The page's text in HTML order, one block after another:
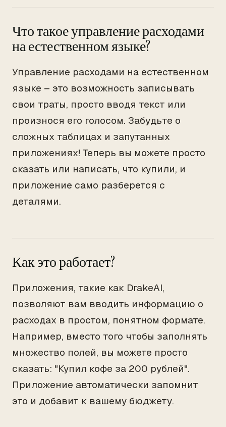
Что такое управление расходами
на естественном языке?
Управление расходами на естественном
языке – это возможность записывать
свои траты, просто вводя текст или
произнося его голосом. Забудьте о
сложных таблицах и запутанных
приложениях! Теперь вы можете просто
сказать или написать, что купили, и
приложение само разберется с
деталями.
Как это работает?
Приложения, такие как DrakeAI,
позволяют вам вводить информацию о
расходах в простом, понятном формате.
Например, вместо того чтобы заполнять
множество полей, вы можете просто
сказать: "Купил кофе за 200 рублей".
Приложение автоматически запомнит
это и добавит к вашему бюджету.